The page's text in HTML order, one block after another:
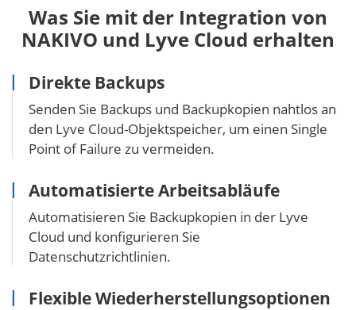
Was Sie mit der Integration von
NAKIVO und Lyve Cloud erhalten
Direkte Backups
Senden Sie Backups und Backupkopien nahtlos an
den Lyve Cloud-Objektspeicher, um einen Single
Point of Failure zu vermeiden.
Automatisierte Arbeitsabläufe
Automatisieren Sie Backupkopien in der Lyve
Cloud und konfigurieren Sie
Datenschutzrichtlinien.
Flexible Wiederherstellungsoptionen